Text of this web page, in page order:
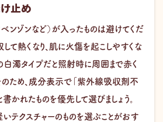
止め
ンゾンなど）が入ったものは避けてくだ
て熱くなり、肌に火傷を起こしやすくな
白濁タイプだと照射時に周囲まで赤く
のため、成分表示で「紫外線吸収剤不
書かれたものを優先して選びましょう。
テクスチャーのものを選ぶことがおす